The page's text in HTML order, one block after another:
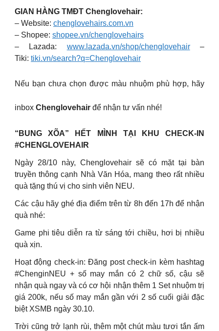
GIAN HÀNG TMĐT Chenglovehair:
– Website: chenglovehairs.com.vn
– Shopee: shopee.vn/chenglovehairs
– Lazada: www.lazada.vn/shop/chenglovehair–
Tiki: tiki.vn/search?q=Chenglovehair
Nếu bạn chưa chọn được màu nhuộm phù hợp, hãy
inbox Chenglovehair để nhận tư vấn nhé!
“BUNG XÕA” HẾT MÌNH TẠI KHU CHECK-IN
#CHENGLOVEHAIR
Ngày 28/10 này, Chenglovehair sẽ có mặt tại bàn
truyền thông cạnh Nhà Văn Hóa, mang theo rất nhiều
quà tặng thú vị cho sinh viên NEU.
Các cậu hãy ghé địa điểm trên từ 8h đến 17h để nhận
quà nhé:
Game phi tiêu diễn ra từ sáng tới chiều, hơi bị nhiều
quà xịn.
Hoạt động check-in: Đăng post check-in kèm hashtag
#ChenginNEU + số may mắn có 2 chữ số, cậu sẽ
nhận quà ngay và có cơ hội nhận thêm 1 Set nhuộm trị
giá 200k, nếu số may mắn gần với 2 số cuối giải đặc
biệt XSMB ngày 30.10.
Trời cũng trở lạnh rùi, thêm một chút màu tươi tắn ấm